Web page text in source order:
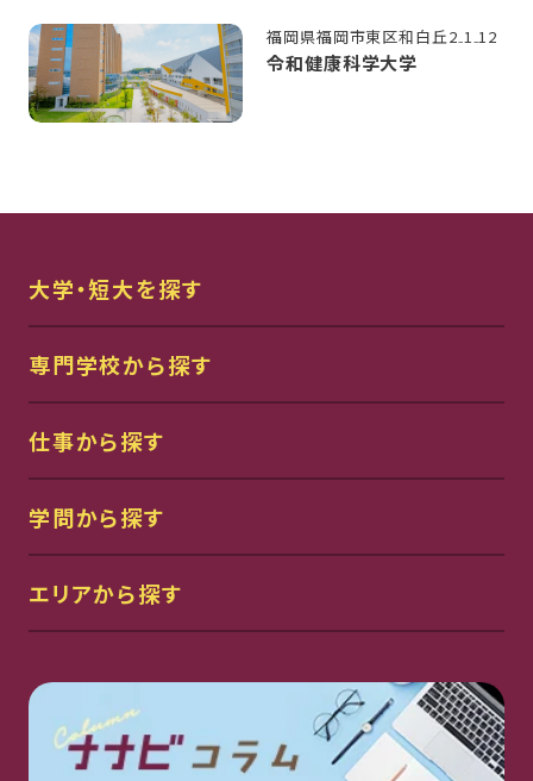
福岡県福岡市東区和白丘2₋1₋12
令和健康科学大学
大学・短大を探す
専門学校から探す
仕事から探す
学問から探す
エリアから探す